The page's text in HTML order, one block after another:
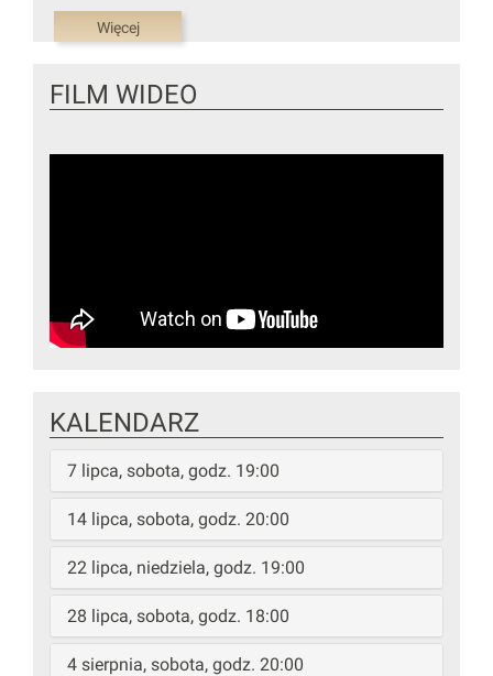
Więcej
FILM WIDEO
KALENDARZ
7 lipca, sobota, godz. 19:00
14 lipca, sobota, godz. 20:00
22 lipca, niedziela, godz. 19:00
28 lipca, sobota, godz. 18:00
4 sierpnia, sobota, godz. 20:00